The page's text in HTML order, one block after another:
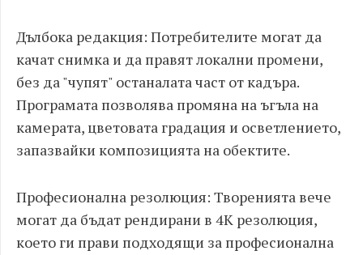
Дълбока редакция: Потребителите могат да
качат снимка и да правят локални промени,
без да "чупят" останалата част от кадъра.
Програмата позволява промяна на ъгъла на
камерата, цветовата градация и осветлението,
запазвайки композицията на обектите.
Професионална резолюция: Творенията вече
могат да бъдат рендирани в 4K резолюция,
което ги прави подходящи за професионална